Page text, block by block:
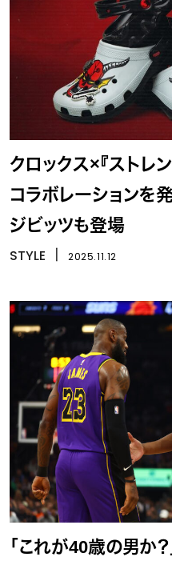
クロックス×『ストレ
コラボレーションを
ジビッツも登場
STYLE 2025.11.12
「これが40歳の男か